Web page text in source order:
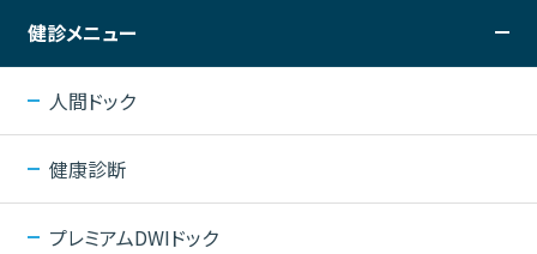
健診メニュー
人間ドック
健康診断
プレミアムDWIドック